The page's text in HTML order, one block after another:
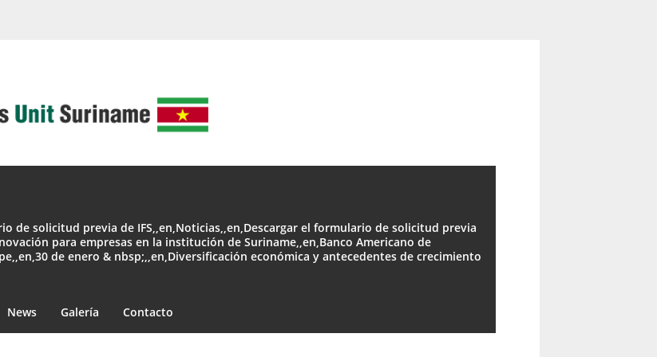
de solicitud previa de IFS,,en,Noticias,,en,Descargar el formulario de solicitud previa
para empresas en la institución de Suriname,,en,Banco Americano de
de enero & nbsp;,,en,Diversificación económica y antecedentes de crecimiento
News Galería Contacto